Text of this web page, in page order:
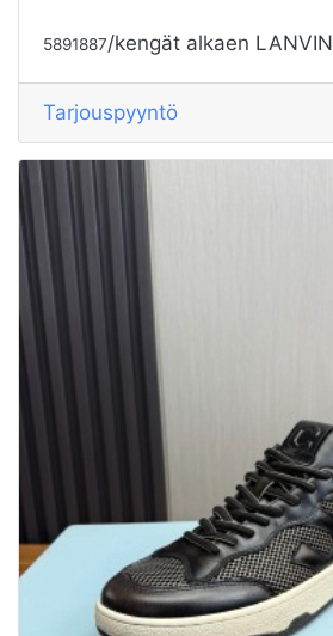
5891887/kengät alkaen LANVIN
Tarjouspyyntö